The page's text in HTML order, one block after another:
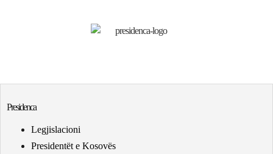
Presidenca
Legjislacioni
Presidentët e Kosovës